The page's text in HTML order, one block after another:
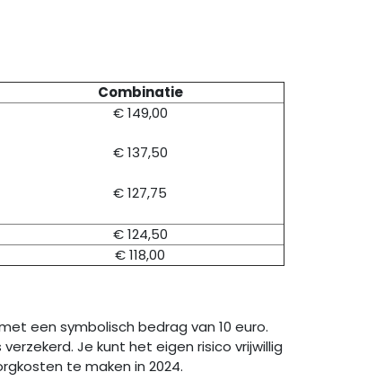
Combinatie
€ 149,00
€ 137,50
€ 127,75
€ 124,50
€ 118,00
een symbolisch bedrag van 10 euro.
Je kunt het eigen risico vrijwillig
te maken in 2024.